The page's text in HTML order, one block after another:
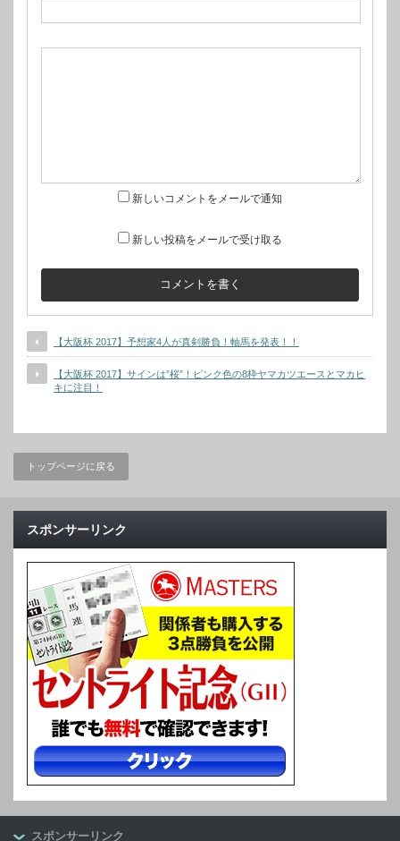
新しいコメントをメールで通知
新しい投稿をメールで受け取る
【大阪杯 2017】予想家4人が真剣勝負！軸馬を発表！！
【大阪杯 2017】サインは”桜”！ピンク色の8枠ヤマカツエースとマカヒ
キに注目！
トップページに戻る
スポンサーリンク
スポンサーリンク